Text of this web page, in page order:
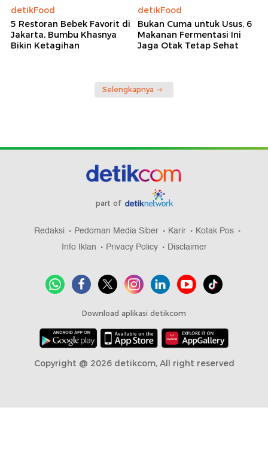
detikFood
5 Restoran Bebek Favorit di
Jakarta, Bumbu Khasnya
Bikin Ketagihan
detikFood
Bukan Cuma untuk Usus, 6
Makanan Fermentasi Ini
Jaga Otak Tetap Sehat
Selengkapnya
part of
Redaksi Pedoman Media Siber Karir
Kotak Pos
Info Iklan
Privacy Policy Disclaimer
Download aplikasi detikcom
Copyright @ 2026 detikcom, All right reserved